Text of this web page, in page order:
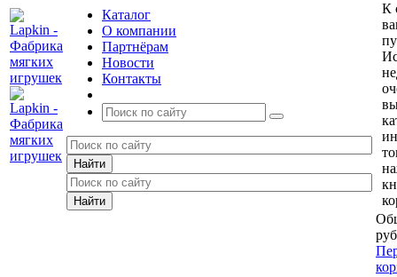
Каталог
О компании
Партнёрам
Новости
Контакты
К